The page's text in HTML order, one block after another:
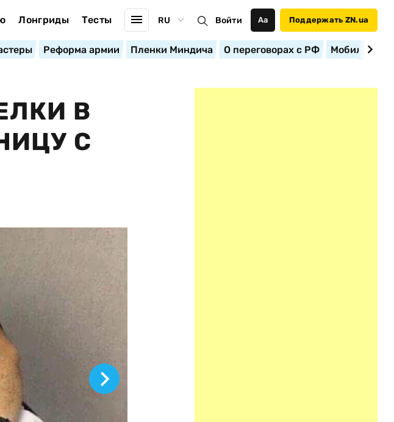
Лонгриды Тесты RU Войти Аа Поддержать ZN.ua
Реформа армии Пленки Миндича О переговорах с РФ
В
С